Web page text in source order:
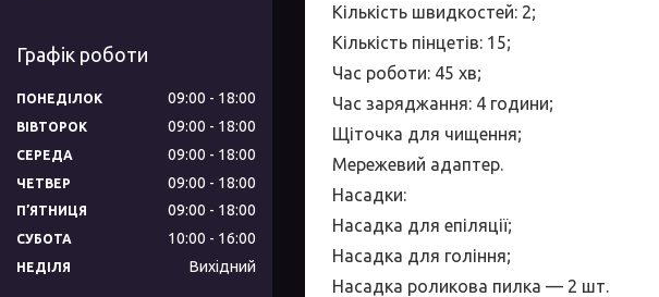
Кількість швидкостей: 2;
Кількість пінцетів: 15;
Час роботи: 45 хв;
Час заряджання: 4 години;
Щіточка для чищення;
Мережевий адаптер.
Насадки:
Насадка для епіляції;
Насадка для гоління;
Насадка роликова пилка — 2 шт.
Графік роботи
ПОНЕДІЛОК 09:00 18:00
ВІВТОРОК 09:00 18:00
СЕРЕДА 09:00 18:00
ЧЕТВЕР 09:00 18:00
ПʼЯТНИЦЯ 09:00 18:00
СУБОТА 10:00 16:00
НЕДІЛЯ Вихідний